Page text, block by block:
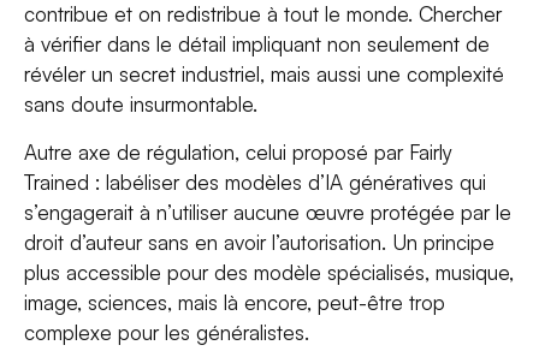
contribue et on redistribue à tout le monde. Chercher
à vérifier dans le détail impliquant non seulement de
révéler un secret industriel, mais aussi une complexité
sans doute insurmontable.
Autre axe de régulation, celui proposé par Fairly
Trained : labéliser des modèles d’IA génératives qui
s’engagerait à n’utiliser aucune œuvre protégée par le
droit d’auteur sans en avoir l’autorisation. Un principe
plus accessible pour des modèle spécialisés, musique,
image, sciences, mais là encore, peut-être trop
complexe pour les généralistes.